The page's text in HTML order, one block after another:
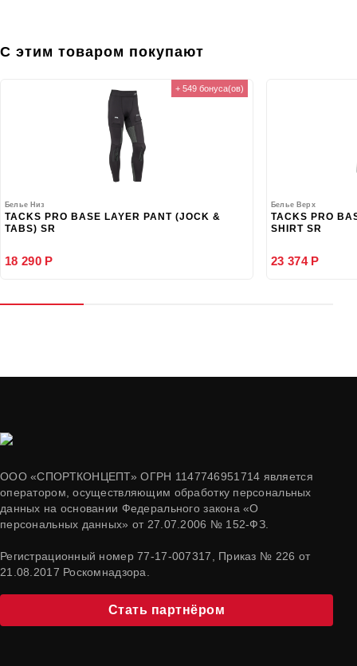
С этим товаром покупают
+ 549 бонуса(ов)
Белье Низ
TACKS PRO BASE LAYER PANT (JOCK &
TABS) SR
18 290 Р
Белье Верх
TACKS PRO
SHIRT SR
23 374 Р
ООО «СПОРТКОНЦЕПТ» ОГРН 1147746951714 является
оператором, осуществляющим обработку персональных
данных на основании Федерального закона «О
персональных данных» от 27.07.2006 № 152-ФЗ.
Регистрационный номер 77-17-007317, Приказ № 226 от
21.08.2017 Роскомнадзора.
Стать партнёром